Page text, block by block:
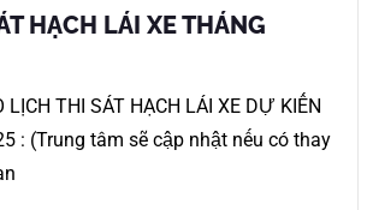
HẠCH LÁI XE THÁNG
LỊCH THI SÁT HẠCH LÁI XE DỰ KIẾN
: (Trung tâm sẽ cập nhật nếu có thay